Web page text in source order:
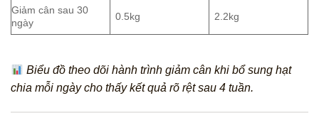
Giảm cân sau 30
ngày
0.5kg 2.2kg
Biểu đồ theo dõi hành trình giảm cân khi bổ sung hạt
chia mỗi ngày cho thấy kết quả rõ rệt sau 4 tuần.